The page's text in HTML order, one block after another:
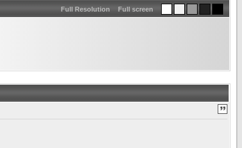
Full Resolution Full screen